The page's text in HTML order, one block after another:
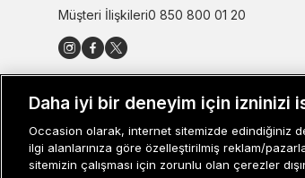
Müşteri İlişkileri0 850 800 01 20
Daha iyi bir deneyim için izninizi
Occasion olarak, internet sitemizde edindiğiniz
ilgi alanlarınıza göre özelleştirilmiş reklam/
sitemizin çalışması için zorunlu olan çerezler